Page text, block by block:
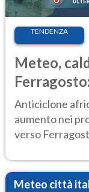
TENDENZA
Meteo,
ancora
Anticiclone
aumento nei
verso
Meteo città